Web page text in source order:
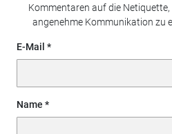
Kommentaren auf die Netiquette,
angenehme Kommunikation zu
E-Mail
Name